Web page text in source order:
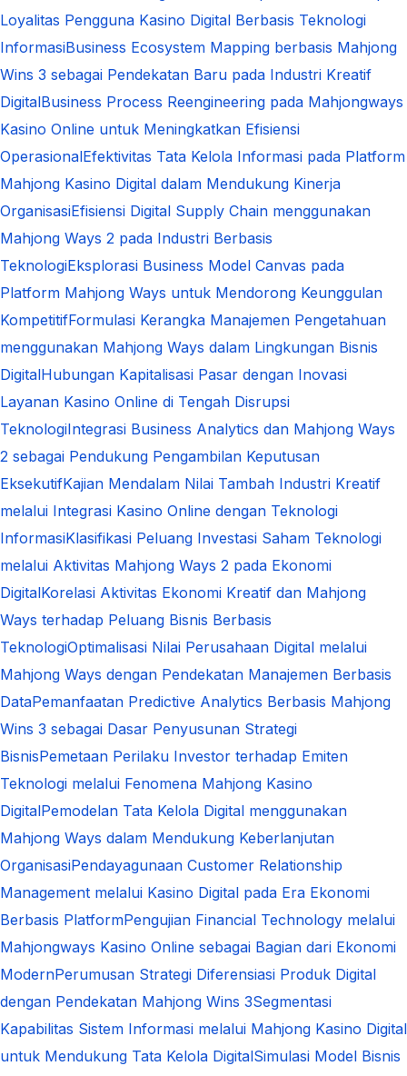
Loyalitas Pengguna Kasino Digital Berbasis Teknologi
InformasiBusiness Ecosystem Mapping berbasis Mahjong
Wins 3 sebagai Pendekatan Baru pada Industri Kreatif
DigitalBusiness Process Reengineering pada Mahjongways
Kasino Online untuk Meningkatkan Efisiensi
OperasionalEfektivitas Tata Kelola Informasi pada Platform
Mahjong Kasino Digital dalam Mendukung Kinerja
OrganisasiEfisiensi Digital Supply Chain menggunakan
Mahjong Ways 2 pada Industri Berbasis
TeknologiEksplorasi Business Model Canvas pada
Platform Mahjong Ways untuk Mendorong Keunggulan
KompetitifFormulasi Kerangka Manajemen Pengetahuan
menggunakan Mahjong Ways dalam Lingkungan Bisnis
DigitalHubungan Kapitalisasi Pasar dengan Inovasi
Layanan Kasino Online di Tengah Disrupsi
TeknologiIntegrasi Business Analytics dan Mahjong Ways
2 sebagai Pendukung Pengambilan Keputusan
EksekutifKajian Mendalam Nilai Tambah Industri Kreatif
melalui Integrasi Kasino Online dengan Teknologi
InformasiKlasifikasi Peluang Investasi Saham Teknologi
melalui Aktivitas Mahjong Ways 2 pada Ekonomi
DigitalKorelasi Aktivitas Ekonomi Kreatif dan Mahjong
Ways terhadap Peluang Bisnis Berbasis
TeknologiOptimalisasi Nilai Perusahaan Digital melalui
Mahjong Ways dengan Pendekatan Manajemen Berbasis
DataPemanfaatan Predictive Analytics Berbasis Mahjong
Wins 3 sebagai Dasar Penyusunan Strategi
BisnisPemetaan Perilaku Investor terhadap Emiten
Teknologi melalui Fenomena Mahjong Kasino
DigitalPemodelan Tata Kelola Digital menggunakan
Mahjong Ways dalam Mendukung Keberlanjutan
OrganisasiPendayagunaan Customer Relationship
Management melalui Kasino Digital pada Era Ekonomi
Berbasis PlatformPengujian Financial Technology melalui
Mahjongways Kasino Online sebagai Bagian dari Ekonomi
ModernPerumusan Strategi Diferensiasi Produk Digital
dengan Pendekatan Mahjong Wins 3Segmentasi
Kapabilitas Sistem Informasi melalui Mahjong Kasino Digital
untuk Mendukung Tata Kelola DigitalSimulasi Model Bisnis